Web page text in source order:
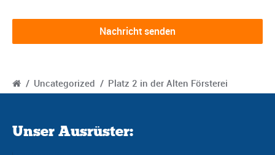
/ Uncategorized / Platz 2 in der Alten Försterei
Unser Ausrüster: